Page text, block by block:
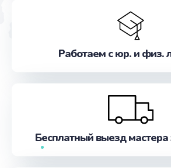
Работаем с юр. и физ.
Бесплатный выезд мастера